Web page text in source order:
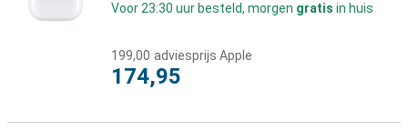
Voor 23:30 uur besteld, morgen gratis in huis
199,00 adviesprijs Apple
174,95